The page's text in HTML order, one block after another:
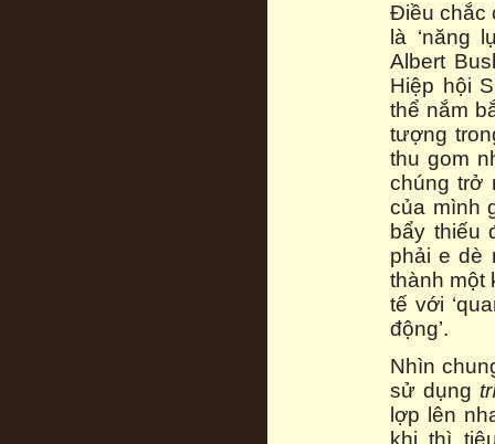
Điều chắc
là ‘năng
Albert
Hiệp hội
thể nắm
tượng
thu gom
chúng trở
của mình
bẩy thiếu
phải e dè
thành một
tế với
động’.
Nhìn
sử dụng
lợp lên
khi thì